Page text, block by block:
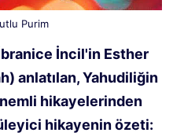
Purim
İncil'in Esther
anlatılan, Yahudiliğin
hikayelerinden
hikayenin özeti: